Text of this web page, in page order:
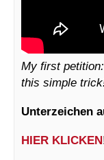
My first
this simple
Unterzeichen
HIER KLICKEN